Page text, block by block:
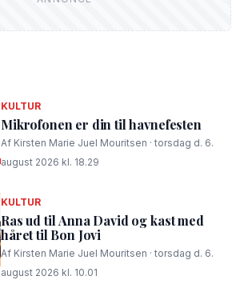
KULTUR
Mikrofonen er din til havnefesten
Af Kirsten Marie Juel Mouritsen · torsdag d. 6.
august 2026 kl. 18.29
KULTUR
Ras ud til Anna David og kast med
håret til Bon Jovi
Af Kirsten Marie Juel Mouritsen · torsdag d. 6.
august 2026 kl. 10.01